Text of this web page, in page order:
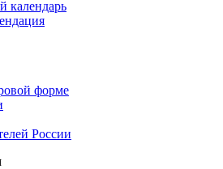
календарь
форме
России